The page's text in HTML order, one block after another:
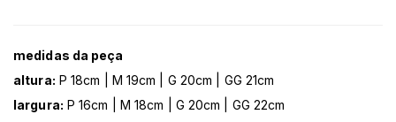
medidas da peça
altura: P 18cm | M 19cm | G 20cm | GG 21cm
largura: P 16cm | M 18cm | G 20cm | GG 22cm